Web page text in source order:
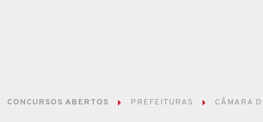
CONCURSOS ABERTOS PREFEITURAS CÂMARA